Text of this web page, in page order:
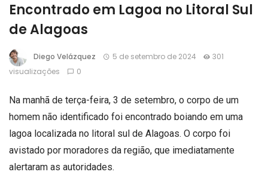
Encontrado em Lagoa no Litoral Sul
de Alagoas
Diego Velázquez 5 de setembro de 2024
301
visualizações
0
Na manhã de terça-feira, 3 de setembro, o corpo de um
homem não identificado foi encontrado boiando em uma
lagoa localizada no litoral sul de Alagoas. O corpo foi
avistado por moradores da região, que imediatamente
alertaram as autoridades.